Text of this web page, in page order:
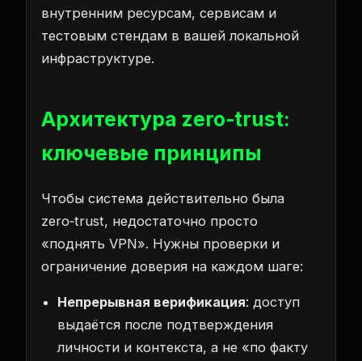
внутренним ресурсам, сервисам и
тестовым стендам в вашей локальной
инфраструктуре.
Архитектура zero‑trust:
ключевые принципы
Чтобы система действительно была
zero‑trust, недостаточно просто
«поднять VPN». Нужны проверки и
ограничение доверия на каждом шаге:
Непрерывная верификация: доступ
выдаётся после подтверждения
личности и контекста, а не «по факту